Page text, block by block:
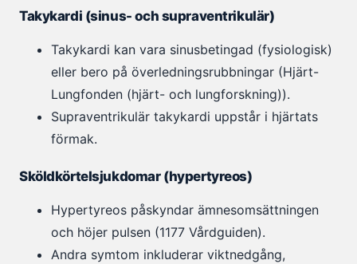
Takykardi (sinus- och supraventrikulär)
Takykardi kan vara sinusbetingad (fysiologisk)
eller bero på överledningsrubbningar (Hjärt-
Lungfonden (hjärt- och lungforskning)).
Supraventrikulär takykardi uppstår i hjärtats
förmak.
Sköldkörtelsjukdomar (hypertyreos)
Hypertyreos påskyndar ämnesomsättningen
och höjer pulsen (1177 Vårdguiden).
Andra symtom inkluderar viktnedgång,